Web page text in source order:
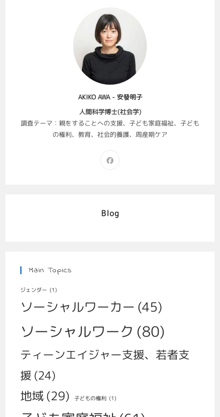
AKIKO AWA - 安發明子
人間科学博士(社会学)
調査テーマ：親をすることへの支援、子ども家庭福祉、子ども
の権利、教育、社会的養護、周産期ケア
Blog
Main Topics
ジェンダー (1)
ソーシャルワーカー (45)
ソーシャルワーク (80)
ティーンエイジャー支援、若者支
援 (24)
地域(29) 子どもの権利 (1)